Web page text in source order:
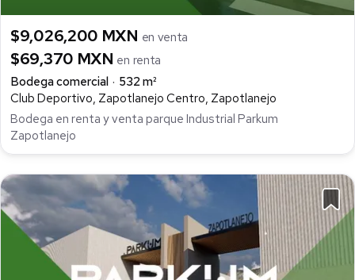
$9,026,200 MXN en venta
$69,370 MXN en renta
Bodega comercial
532 m²
Club Deportivo, Zapotlanejo Centro, Zapotlanejo
Bodega en renta y venta parque Industrial Parkum
Zapotlanejo